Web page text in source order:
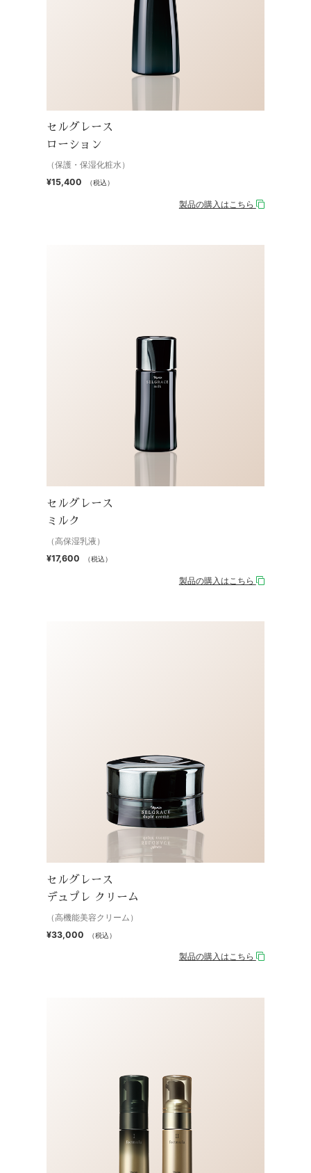
セルグレース
ローション
（保護・保湿化粧水）
¥15,400
（税込）
製品の購入はこちら
セルグレース
ミルク
（高保湿乳液）
¥17,600
（税込）
製品の購入はこちら
セルグレース
デュプレ クリーム
（高機能美容クリーム）
¥33,000
（税込）
製品の購入はこちら